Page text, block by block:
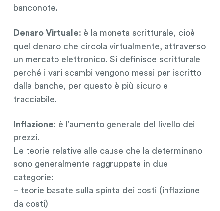
banconote.
Denaro Virtuale: è la moneta scritturale, cioè
quel denaro che circola virtualmente, attraverso
un mercato elettronico. Si definisce scritturale
perché i vari scambi vengono messi per iscritto
dalle banche, per questo è più sicuro e
tracciabile.
Inflazione: è l’aumento generale del livello dei
prezzi.
Le teorie relative alle cause che la determinano
sono generalmente raggruppate in due
categorie:
– teorie basate sulla spinta dei costi (inflazione
da costi)